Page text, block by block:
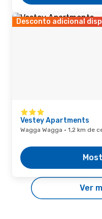
Desconto adicional
Vestey Apartments
Wagga Wagga · 1,2 km de
Ver